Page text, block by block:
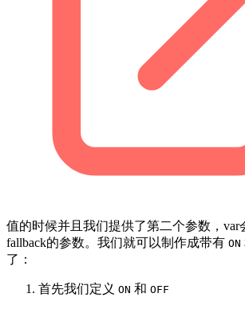
值的时候并且我们提供了第二个参数，var
fallback的参数。我们就可以制作成带有 ON
了：
首先我们定义 ON 和 OFF